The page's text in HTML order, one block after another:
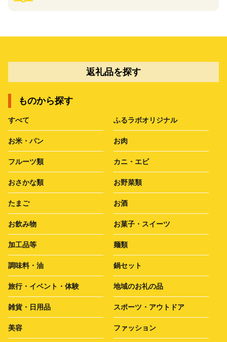
返礼品を探す
ものから探す
すべて ふるラボオリジナル
お米・パン お肉
フルーツ類 カニ・エビ
おさかな類 お野菜類
たまご お酒
お飲み物 お菓子・スイーツ
加工品等 麺類
調味料・油 鍋セット
旅行・イベント・体験 地域のお礼の品
雑貨・日用品 スポーツ・アウトドア
美容 ファッション